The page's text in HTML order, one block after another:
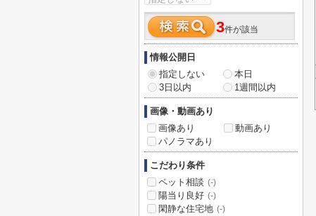
3件が該当
情報公開日
指定しない
本日
3日以内
1週間以内
画像・動画あり
画像あり
動画あり
パノラマあり
こだわり条件
ペット相談 (-)
陽当り良好 (-)
閑静な住宅地 (-)